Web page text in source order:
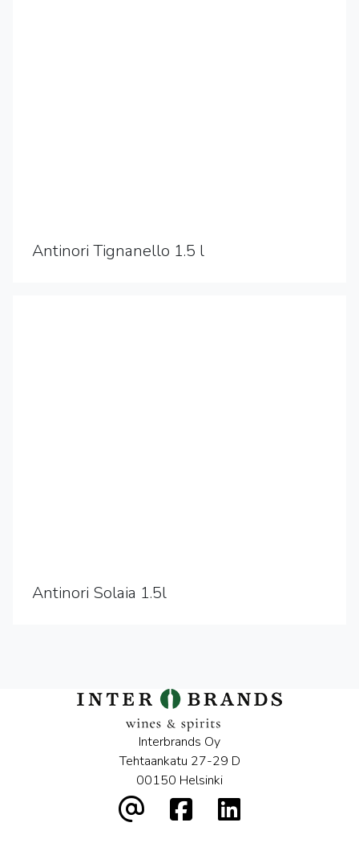
Antinori Tignanello 1.5 l
Antinori Solaia 1.5l
Interbrands Oy
Tehtaankatu 27-29 D
00150 Helsinki